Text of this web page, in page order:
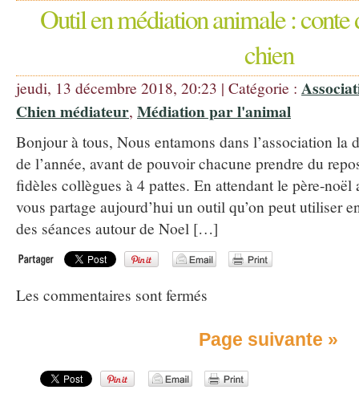
Outil en médiation animale : conte
chien
jeudi, 13 décembre 2018, 20:23 | Catégorie :
Chien médiateur, Médiation par l'animal
Bonjour à tous, Nous entamons dans l’association la
de l’année, avant de pouvoir chacune prendre du
fidèles collègues à 4 pattes. En attendant le père-
vous partage aujourd’hui un outil qu’on peut utiliser
des séances autour de Noel […]
Les commentaires sont fermés
Page suivante »